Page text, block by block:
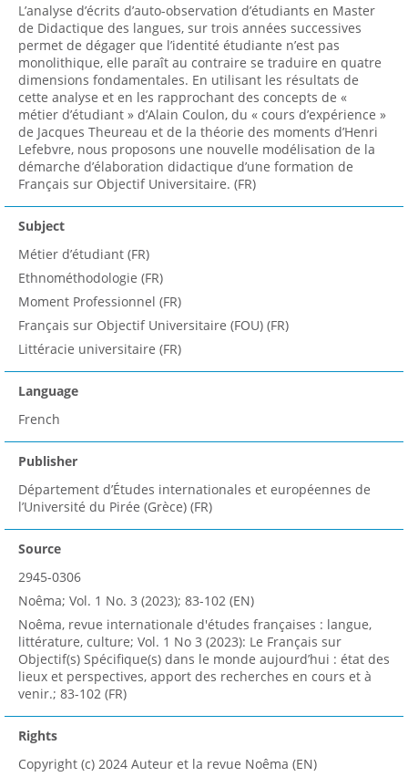
L’analyse d’écrits d’auto-observation d’étudiants en Master
de Didactique des langues, sur trois années successives
permet de dégager que l’identité étudiante n’est pas
monolithique, elle paraît au contraire se traduire en quatre
dimensions fondamentales. En utilisant les résultats de
cette analyse et en les rapprochant des concepts de «
métier d’étudiant » d’Alain Coulon, du « cours d’expérience »
de Jacques Theureau et de la théorie des moments d’Henri
Lefebvre, nous proposons une nouvelle modélisation de la
démarche d’élaboration didactique d’une formation de
Français sur Objectif Universitaire. (FR)
Subject
Métier d’étudiant (FR)
Ethnométhodologie (FR)
Moment Professionnel (FR)
Français sur Objectif Universitaire (FOU) (FR)
Littéracie universitaire (FR)
Language
French
Publisher
Département d’Études internationales et européennes de
l’Université du Pirée (Grèce) (FR)
Source
2945-0306
Noêma; Vol. 1 No. 3 (2023); 83-102 (EN)
Noêma, revue internationale d'études françaises : langue,
littérature, culture; Vol. 1 No 3 (2023): Le Français sur
Objectif(s) Spécifique(s) dans le monde aujourd’hui : état des
lieux et perspectives, apport des recherches en cours et à
venir.; 83-102 (FR)
Rights
Copyright (c) 2024 Auteur et la revue Noêma (EN)